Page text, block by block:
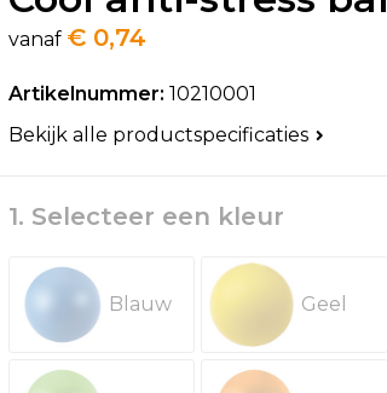
vanaf € 0,74
Artikelnummer: 10210001
Bekijk alle productspecificaties
1. Selecteer een kleur
Blauw Geel